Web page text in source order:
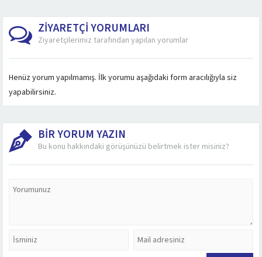
ZİYARETÇİ YORUMLARI
Ziyaretçilerimiz tarafından yapılan yorumlar
Henüz yorum yapılmamış. İlk yorumu aşağıdaki form aracılığıyla siz
yapabilirsiniz.
BİR YORUM YAZIN
Bu konu hakkındaki görüşünüzü belirtmek ister misiniz?